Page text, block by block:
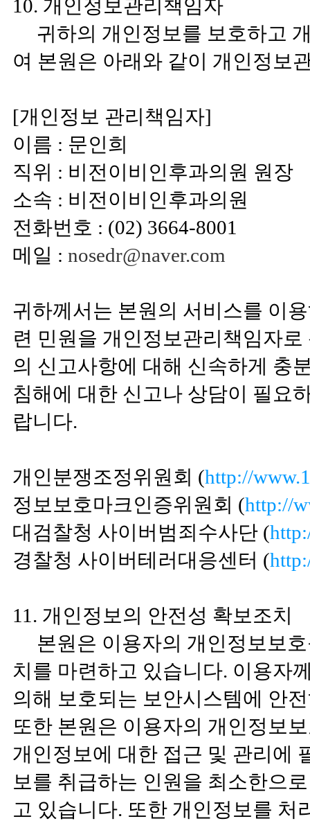
10. 개인정보관리책임자
귀하의 개인정보를 보호하고
여 본원은 아래와 같이 개인정보
[개인정보 관리책임자]
이름 : 문인희
직위 : 비전이비인후과의원 원장
소속 : 비전이비인후과의원
전화번호 : (02) 3664-8001
메일 : nosedr@naver.com
귀하께서는 본원의 서비스를 이
련 민원을 개인정보관리책임자
의 신고사항에 대해 신속하게 충
침해에 대한 신고나 상담이 필요
랍니다.
개인분쟁조정위원회 (http://
정보보호마크인증위원회 (http://
대검찰청 사이버범죄수사단 (
경찰청 사이버테러대응센터 (
11. 개인정보의 안전성 확보조치
본원은 이용자의 개인정보보호
치를 마련하고 있습니다. 이용자
의해 보호되는 보안시스템에 안
또한 본원은 이용자의 개인정보
개인정보에 대한 접근 및 관리에
보를 취급하는 인원을 최소한으
고 있습니다. 또한 개인정보를